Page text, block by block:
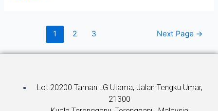
1 2 3 Next Page →
Lot 20200 Taman LG Utama, Jalan Tengku Umar,
21300